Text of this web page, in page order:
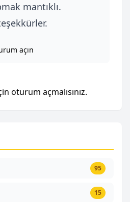
95
15
mantıklı.
açın
oturum açmalısınız.